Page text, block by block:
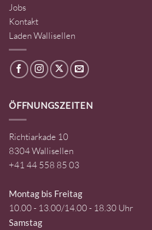
Jobs
Kontakt
Laden Wallisellen
ÖFFNUNGSZEITEN
Richtiarkade 10
8304 Wallisellen
+41 44 558 85 03
Montag bis Freitag
10.00 - 13.00/14.00 - 18.30 Uhr
Samstag